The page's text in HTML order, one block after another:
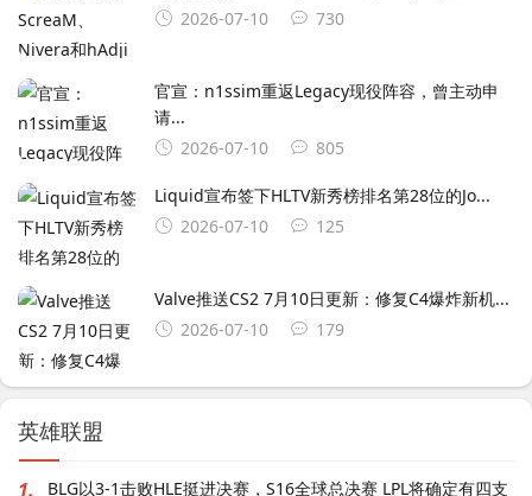
2026-07-10
730
官宣：n1ssim重返Legacy现役阵容，曾主动申
请...
2026-07-10
805
Liquid宣布签下HLTV新秀榜排名第28位的Jo...
2026-07-10
125
Valve推送CS2 7月10日更新：修复C4爆炸新机...
2026-07-10
179
英雄联盟
1.
BLG以3-1击败HLE挺进决赛，S16全球总决赛 LPL将确定有四支